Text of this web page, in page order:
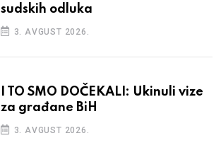
sudskih odluka
3. AVGUST 2026.
I TO SMO DOČEKALI: Ukinuli vize
za građane BiH
3. AVGUST 2026.